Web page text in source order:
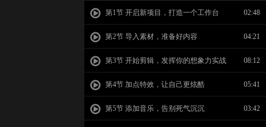
第1节 开启新项目，打造一个工作台 02:48
第2节 导入素材，准备好内容 04:21
第3节 开始剪辑，发挥你的想象力实战 08:12
第4节 加点特效，让自己更炫酷 05:41
第5节 添加音乐，告别死气沉沉 03:42